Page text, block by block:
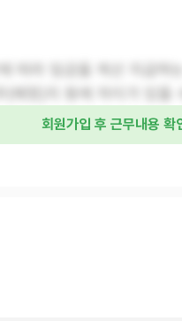
따라 임금을 계산 지급
회원가입 후 근무내용 확